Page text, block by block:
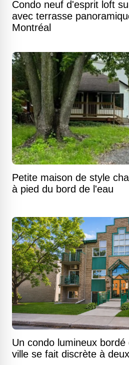
Condo neuf d'esprit loft
avec terrasse
Montréal
Petite maison de style
à pied du bord de l'eau
Un condo lumineux
ville se fait discrète à